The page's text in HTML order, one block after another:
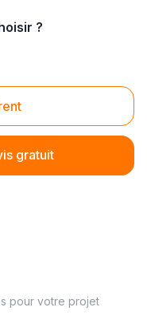
?
gratuit
pour votre projet